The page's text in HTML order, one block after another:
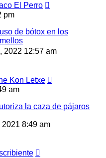
El Perro
pm
de bótox en los
2022 12:57 am
Kon Letxe
am
la caza de pájaros
2021 8:49 am